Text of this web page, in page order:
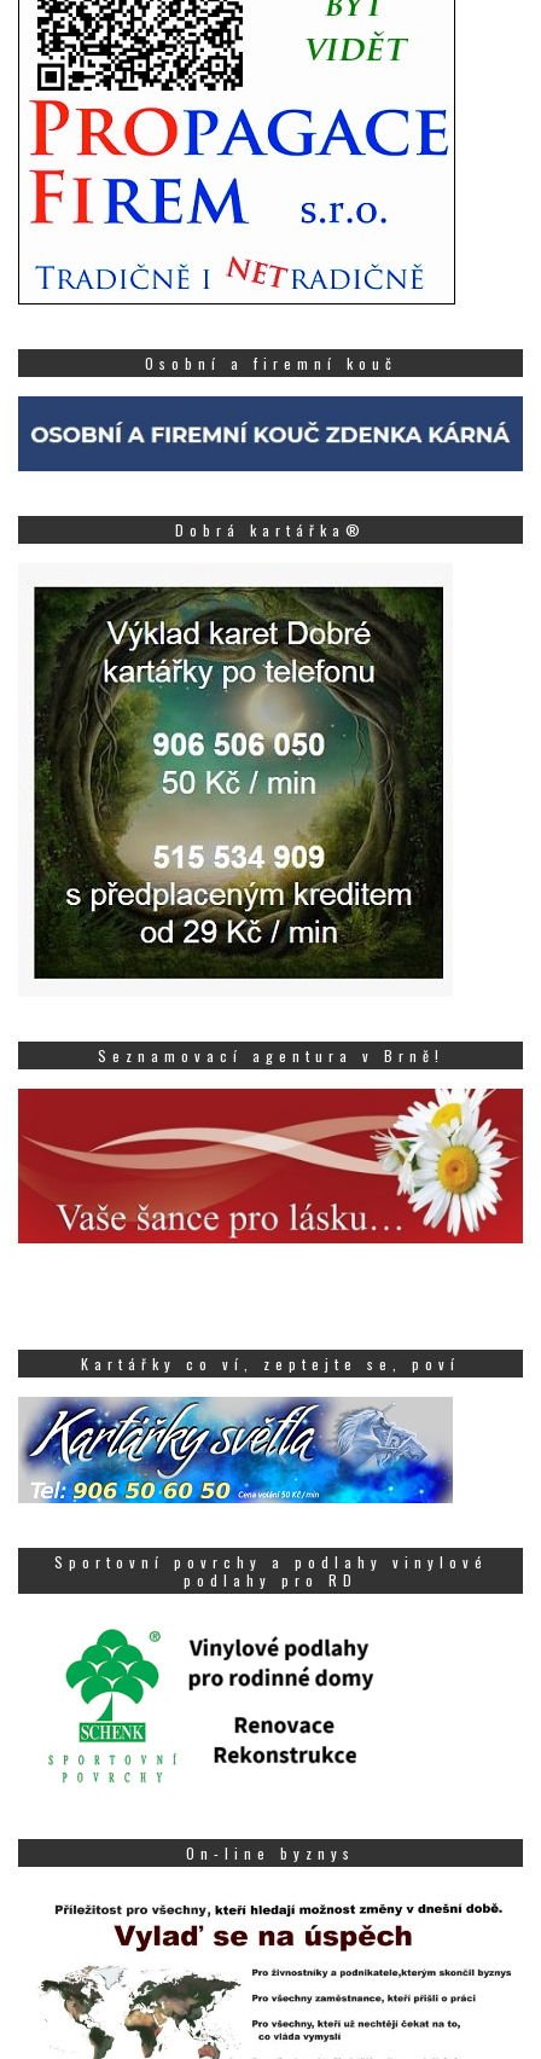
Osobní a firemní kouč
Dobrá kartářka®
Seznamovací agentura v Brně!
Kartářky co ví, zeptejte se, poví
Sportovní povrchy a podlahy vinylové
podlahy pro RD
On-line byznys